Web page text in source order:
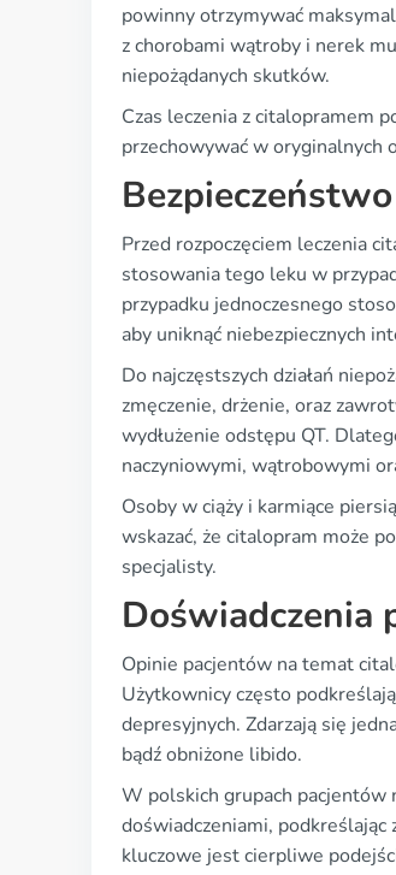
powinny otrzymywać
z chorobami wątroby i nerek
niepożądanych skutków.
Czas leczenia z citalopramem
przechowywać w oryginalnych
Przed rozpoczęciem leczenia
stosowania tego leku w
przypadku jednoczesnego
aby uniknąć niebezpiecznych
Do najczęstszych działań
zmęczenie, drżenie, oraz
wydłużenie odstępu QT.
naczyniowymi, wątrobowymi
Osoby w ciąży i karmiące
wskazać, że citalopram może
specjalisty.
Doświadczenia
Opinie pacjentów na temat
Użytkownicy często
depresyjnych. Zdarzają się
bądź obniżone libido.
W polskich grupach pacjentów
doświadczeniami,
kluczowe jest cierpliwe